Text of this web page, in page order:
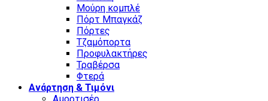
Μούρη κομπλέ
Πόρτ Μπαγκάζ
Πόρτες
Τζαμόπορτα
Προφυλακτήρες
Τραβέρσα
Φτερά
Ανάρτηση & Τιμόνι